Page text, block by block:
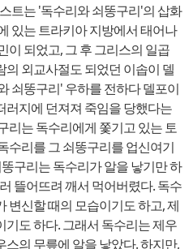
트는 '독수리와 쇠똥구리'의 삽화
있는 트라키아 지방에서 태어나
이 되었고, 그 후 그리스의 일곱
외교사절도 되었던 이솝이 델
쇠똥구리' 우하를 전하다 델포이
지에 던져져 죽임을 당했다는
리는 독수리에게 쫓기고 있는 토
수리를 그 쇠똥구리를 업신여기
구리는 독수리가 알을 낳기만 하
뜰어뜨려 깨서 먹어버렸다. 독수
변신할 때의 모습이기도 하고, 제
도 하다. 그래서 독수리는 제우
의 무릎에 알을 낳았다. 하지만,